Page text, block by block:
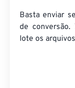
Basta enviar
de
lote os